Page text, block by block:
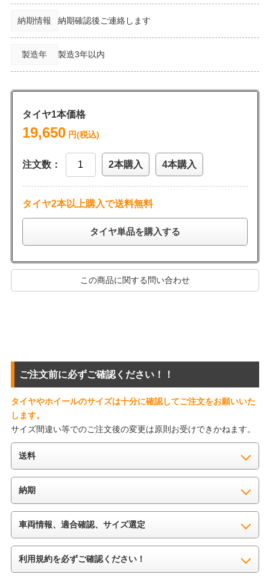
納期情報 納期確認後ご連絡します
製造年 製造3年以内
タイヤ1本価格
19,650円(税込)
注文数： 2本購入 4本購入
タイヤ2本以上購入で送料無料
タイヤ単品を購入する
この商品に関する問い合わせ
ご注文前に必ずご確認ください！！
タイヤやホイールのサイズは十分に確認してご注文をお願いいた
します。
サイズ間違い等でのご注文後の変更は原則お受けできかねます。
送料
納期
車両情報、適合確認、サイズ選定
利用規約を必ずご確認ください！